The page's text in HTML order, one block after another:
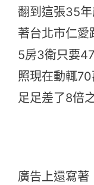
翻到這張35
著台北市仁愛
5房3衛只要
照現在動輒70
足足差了8倍
廣告上還寫著